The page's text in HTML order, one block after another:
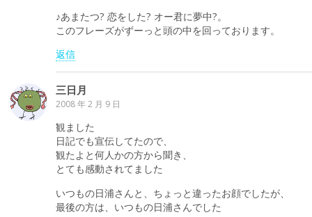
♪あまたつ? 恋をした? オー君に夢中?。
このフレーズがずーっと頭の中を回っております。
返信
三日月
2008 年 2 月 9 日
観ました
日記でも宣伝してたので、
観たよと何人かの方から聞き、
とても感動されてました
いつもの日浦さんと、ちょっと違ったお顔でしたが、
最後の方は、いつもの日浦さんでした